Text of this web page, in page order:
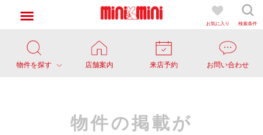
お気に入り 検索条件
物件を探す 店舗案内 来店予約 お問い合わせ
物件の掲載が